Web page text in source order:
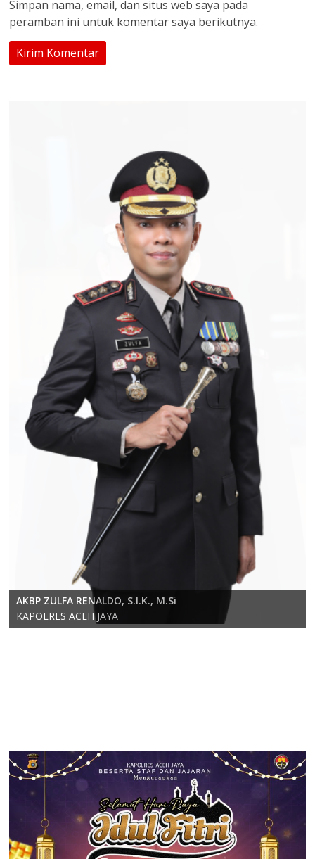
Simpan nama, email, dan situs web saya pada
peramban ini untuk komentar saya berikutnya.
AKBP ZULFA RENALDO, S.I.K., M.Si
KAPOLRES ACEH JAYA
KOMPOL RICKY ANDRIKA, S.E., S.H., M.H.
Wakapolres Aceh Jaya